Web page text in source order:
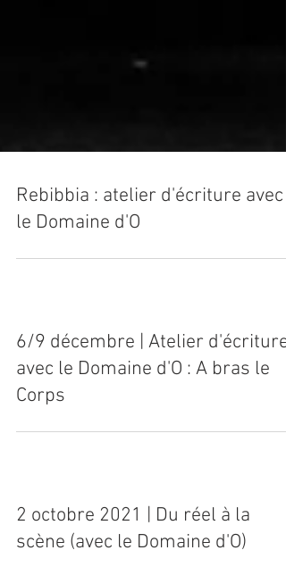
Rebibbia : atelier d'écriture avec
6/9 décembre | Atelier d'écriture
avec le Domaine d'O : A bras le